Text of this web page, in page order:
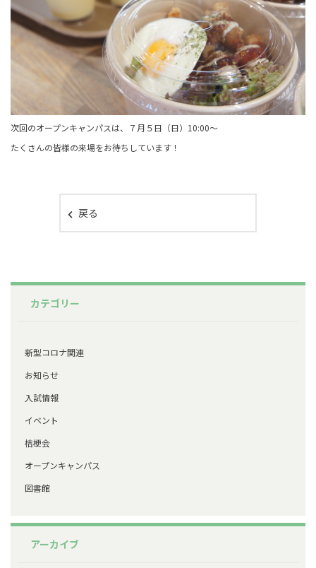
次回のオープンキャンパスは、７月５日（日）10:00～
たくさんの皆様の来場をお待ちしています！
戻る
カテゴリー
新型コロナ関連
お知らせ
入試情報
イベント
桔梗会
オープンキャンパス
図書館
アーカイブ